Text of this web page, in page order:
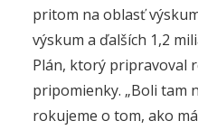
pritom na oblasť
výskum a ďalších 1,2
Plán, ktorý pripravoval
pripomienky. „Boli tam
rokujeme o tom, ako